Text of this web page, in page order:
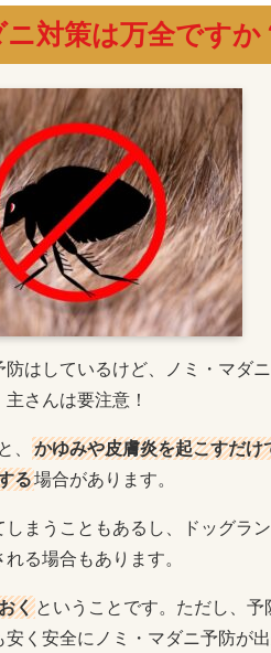
対策は万全ですか
はしているけど、ノミ・マダ
主さんは要注意！
、
かゆみや皮膚炎を起こすだけ
る場合があります。
まうこともあるし、ドッグラ
れる場合もあります。
く ということです。ただし、予
く安全にノミ・マダニ予防が